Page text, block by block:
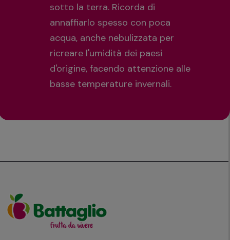
sotto la terra. Ricorda di
annaffiarlo spesso con poca
acqua, anche nebulizzata per
ricreare l'umidità dei paesi
d'origine, facendo attenzione alle
basse temperature invernali.